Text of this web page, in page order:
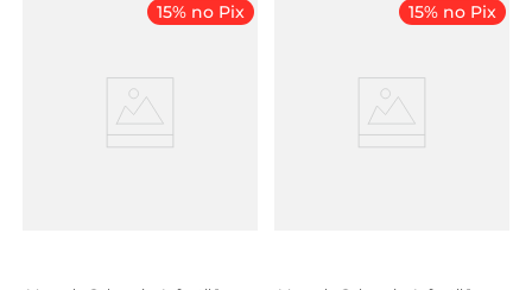
15% no Pix 15% no Pix